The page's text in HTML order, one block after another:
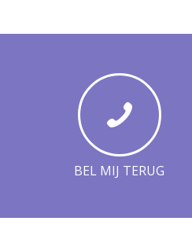
BEL MIJ TERUG